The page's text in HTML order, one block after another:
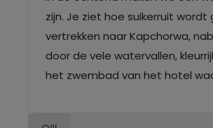
zijn. Je ziet hoe suikerruit
vertrekken naar Kapchorwa,
door de vele watervallen,
het zwembad van het hotel